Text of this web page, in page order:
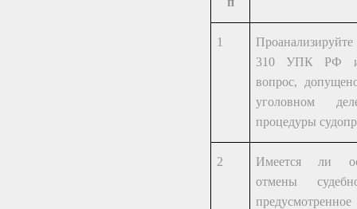
1
310 УПК РФ и
вопрос,
уголовном
процедуры
2
Имеется ли
отмены